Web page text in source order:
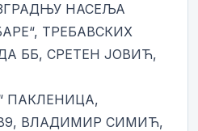
НАСЕЉА
ТРЕБАВСКИХ
ББ, СРЕТЕН ЈОВИЋ,
ПАКЛЕНИЦА,
ВЛАДИМИР СИМИЋ,